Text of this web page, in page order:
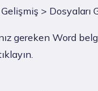
> Dosyaları
gereken Word